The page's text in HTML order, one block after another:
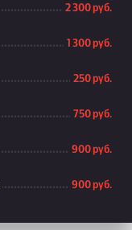
2 300 руб.
1 300 руб.
250 руб.
750 руб.
900 руб.
900 руб.